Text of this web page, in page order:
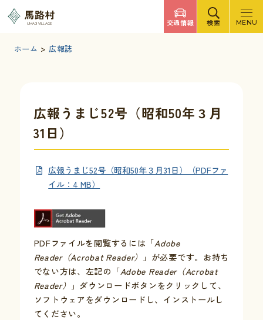
馬路村
UMAJI VILLAGE 交通情報 検索 MENU
ホーム > 広報誌
広報うまじ52号（昭和50年３月
31日）
広報うまじ52号（昭和50年３月31日）（PDFファ
イル：4 MB）
PDFファイルを閲覧するには「Adobe
Reader（Acrobat Reader） 」が必要です。お持ち
でない方は、左記の「Adobe Reader（Acrobat
Reader） 」ダウンロードボタンをクリックして、
ソフトウェアをダウンロードし、インストールし
てください。
観光・イベント
移住・定住
ふるさと納税
お問い合わせ
文字サイズ